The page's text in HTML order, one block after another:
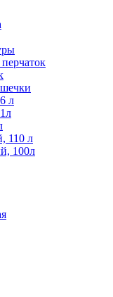
л
110 л
100л